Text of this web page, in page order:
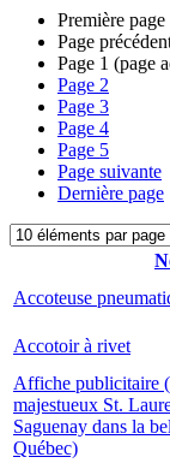
Première page
Page
Page 1 (page
Page 2
Page 3
Page 4
Page 5
Page suivante
Dernière page
Accoteuse
Accotoir à rivet
Affiche publicitaire
majestueux St.
Saguenay dans la
Québec)